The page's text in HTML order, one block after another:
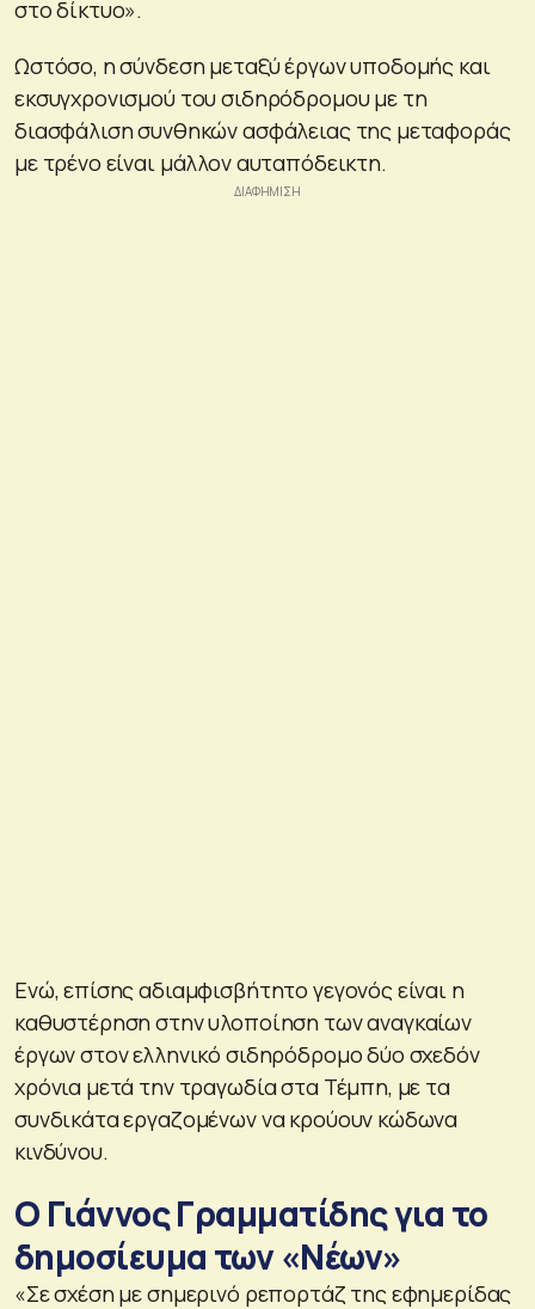
στο δίκτυο».
Ωστόσο, η σύνδεση μεταξύ έργων υποδομής και
εκσυγχρονισμού του σιδηρόδρομου με τη
διασφάλιση συνθηκών ασφάλειας της μεταφοράς
με τρένο είναι μάλλον αυταπόδεικτη.
Ενώ, επίσης αδιαμφισβήτητο γεγονός είναι η
καθυστέρηση στην υλοποίηση των αναγκαίων
έργων στον ελληνικό σιδηρόδρομο δύο σχεδόν
χρόνια μετά την τραγωδία στα Τέμπη, με τα
συνδικάτα εργαζομένων να κρούουν κώδωνα
κινδύνου.
Ο Γιάννος Γραμματίδης για το
δημοσίευμα των «Νέων»
«Σε σχέση με σημερινό ρεπορτάζ της εφημερίδας